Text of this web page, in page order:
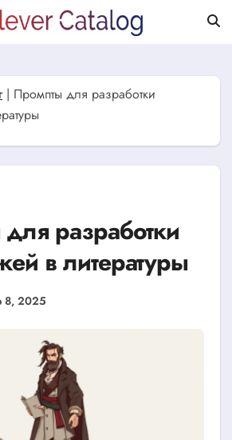
| Промпты для разработки
разработки
в литературы
8, 2025